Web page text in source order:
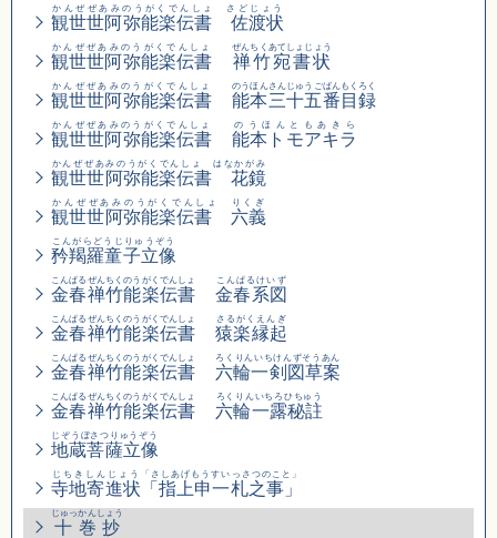
観世世阿弥能楽伝書 佐渡状
かんぜぜあみのうがくでんしょ さどじょう
観世世阿弥能楽伝書
かんぜぜあみのうがくでんしょ
禅竹宛書状
ぜんちくあてしょじょう
観世世阿弥能楽伝書
かんぜぜあみのうがくでんしょ
能本三十五番目録
のうほんさんじゅうごばんもくろく
観世世阿弥能楽伝書
かんぜぜあみのうがくでんしょ
能本トモアキラ
のうほんともあきら
観世世阿弥能楽伝書 花鏡
かんぜぜあみのうがくでんしょ はなかがみ
観世世阿弥能楽伝書 六義
かんぜぜあみのうがくでんしょ りくぎ
矜羯羅童子立像
こんがらどうじりゅうぞう
金春禅竹能楽伝書
こんぱるぜんちくのうがくでんしょ
金春系図
こんぱるけいず
金春禅竹能楽伝書
こんぱるぜんちくのうがくでんしょ
猿楽縁起
さるがくえんぎ
金春禅竹能楽伝書
こんぱるぜんちくのうがくでんしょ
六輪一剣図草案
ろくりんいちけんずそうあん
金春禅竹能楽伝書
こんぱるぜんちくのうがくでんしょ
六輪一露秘註
ろくりんいちろひちゅう
地蔵菩薩立像
じぞうぼさつりゅうぞう
寺地寄進状
じちきしんじょう
「指上申一札之事」
「さしあげもうすいっさつのこと」
十巻抄
じゅっかんしょう